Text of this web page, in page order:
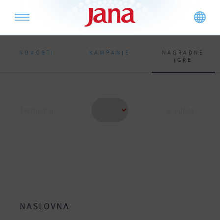
NOVOSTI KAMPANJE
NAGRADNE
IGRE
NASLOVNA